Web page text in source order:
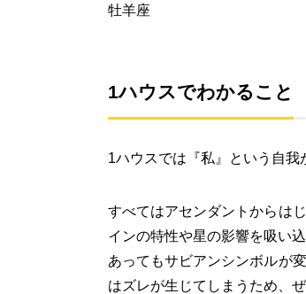
牡羊座
1ハウスでわかること
1ハウスでは『私』という自我
すべてはアセンダントからは
インの特性や星の影響を吸い
あってもサビアンシンボルが
はズレが生じてしまうため、